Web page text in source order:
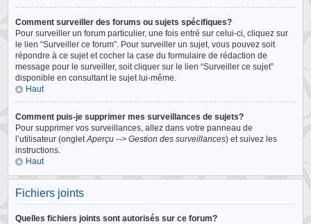
Comment surveiller des forums ou sujets spécifiques?
Pour surveiller un forum particulier, une fois entré sur celui-ci, cliquez sur
le lien “Surveiller ce forum”. Pour surveiller un sujet, vous pouvez soit
répondre à ce sujet et cocher la case du formulaire de rédaction de
message pour le surveiller, soit cliquer sur le lien “Surveiller ce sujet”
disponible en consultant le sujet lui-même.
Haut
Comment puis-je supprimer mes surveillances de sujets?
Pour supprimer vos surveillances, allez dans votre panneau de
l’utilisateur (ongletAperçu --> Gestion des surveillances) et suivez les
instructions.
Haut
Fichiers joints
Quelles fichiers joints sont autorisés sur ce forum?